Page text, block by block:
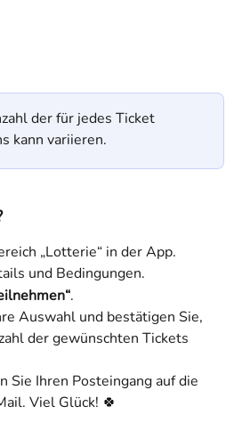
der für jedes Ticket
kann variieren.
„Lotterie“ in der App.
und Bedingungen.
.
Auswahl und bestätigen Sie,
der gewünschten Tickets
Sie Ihren Posteingang auf die
Viel Glück! 🍀